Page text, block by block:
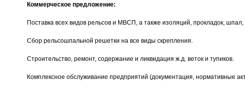
Коммерческое предложение:
Поставка всех видов рельсов и МВСП, а также изоляций, прокладок,
Сбор рельсошпальной решетки на все виды скрепления.
Строительство, ремонт, содержание и ликвидация ж.д. веток и тупиков.
Комплексное обслуживание предприятий (документация, нормативные